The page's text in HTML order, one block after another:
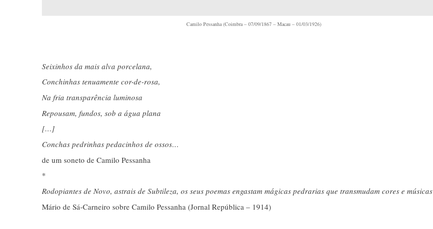
Camilo Pessanha (Coimbra – 07/09/1867 – Macau – 01/03/1926)
Seixinhos da mais alva porcelana,
Conchinhas tenuamente cor-de-rosa,
Na fria transparência luminosa
Repousam, fundos, sob a água plana
[…]
Conchas pedrinhas pedacinhos de ossos…
de um soneto de Camilo Pessanha
*
Rodopiantes de Novo, astrais de Subtileza, os seus poemas engastam mágicas pedrarias que transmudam cores e músicas
Mário de Sá-Carneiro sobre Camilo Pessanha (Jornal República – 1914)